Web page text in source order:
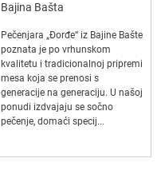
Bajina Bašta
Pečenjara „Đorđe“ iz Bajine Bašte
poznata je po vrhunskom
kvalitetu i tradicionalnoj pripremi
mesa koja se prenosi s
generacije na generaciju. U našoj
ponudi izdvajaju se sočno
pečenje, domaći specij...